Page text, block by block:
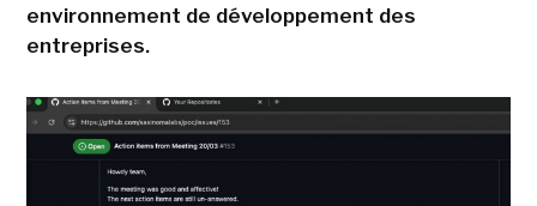
environnement de développement des
entreprises.